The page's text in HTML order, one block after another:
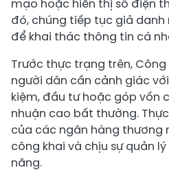
mạo hoặc hiển thị số điện
đó, chúng tiếp tục giả danh
để khai thác thông tin cá
Trước thực trạng trên, Công
người dân cần cảnh giác
kiệm, đầu tư hoặc góp vốn
nhuận cao bất thường.
của các ngân hàng thương
công khai và chịu sự quản
năng.